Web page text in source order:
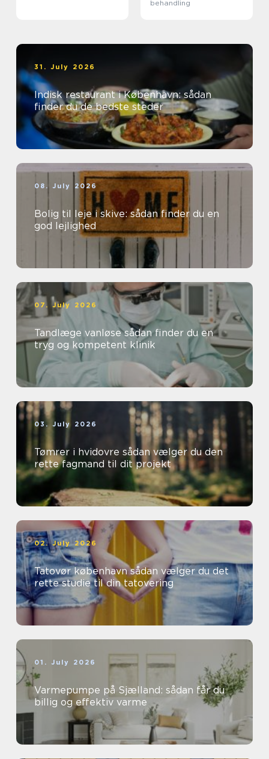
behandling
31. July 2026
Indisk restaurant i København: sådan
finder du de bedste steder
08. July 2026
Bolig til leje i skive: sådan finder du en
god lejlighed
07. July 2026
Tandlæge vanløse sådan finder du en
tryg og kompetent klinik
03. July 2026
Tømrer i hvidovre sådan vælger du den
rette fagmand til dit projekt
02. July 2026
Tatovør københavn sådan vælger du det
rette studie til din tatovering
01. July 2026
Varmepumpe på Sjælland: sådan får du
billig og effektiv varme